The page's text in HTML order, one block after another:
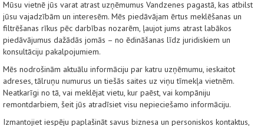
Mūsu vietnē jūs varat atrast uzņēmumus Vandzenes pagastā, kas atbilst
jūsu vajadzībām un interesēm. Mēs piedāvājam ērtus meklēšanas un
filtrēšanas rīkus pēc darbības nozarēm, ļaujot jums atrast labākos
piedāvājumus dažādās jomās – no ēdināšanas līdz juridiskiem un
konsultāciju pakalpojumiem.
Mēs nodrošinām aktuālu informāciju par katru uzņēmumu, ieskaitot
adreses, tālruņu numurus un tiešās saites uz viņu tīmekļa vietnēm.
Neatkarīgi no tā, vai meklējat vietu, kur paēst, vai kompāniju
remontdarbiem, šeit jūs atradīsiet visu nepieciešamo informāciju.
Izmantojiet iespēju paplašināt savus biznesa un personiskos kontaktus,